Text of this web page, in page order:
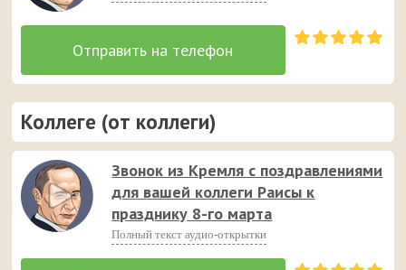
Коллеге (от коллеги)
Звонок из Кремля с поздравлениями
для вашей коллеги Раисы к
празднику 8-го марта
Полный текст аудио-открытки